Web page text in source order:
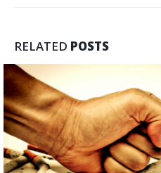
RELATED POSTS